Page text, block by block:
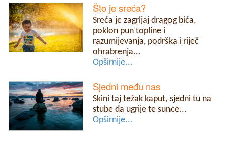
Što je sreća?
Sreća je zagrljaj dragog bića,
poklon pun topline i
razumijevanja, podrška i riječ
ohrabrenja...
Opširnije...
Sjedni među nas
Skini taj težak kaput, sjedni tu na
stube da ugrije te sunce...
Opširnije...